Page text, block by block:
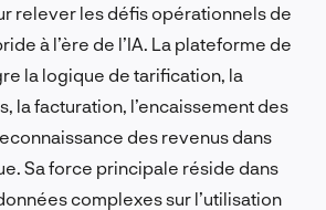
relever les défis opérationnels de
à l’ère de l’IA. La plateforme de
la logique de tarification, la
la facturation, l’encaissement des
des revenus dans
Sa force principale réside dans
complexes sur l’utilisation